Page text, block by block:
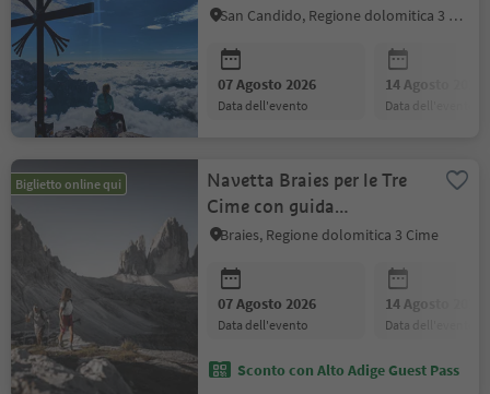
San Candido, Regione dolomitica 3 Cime
07 Agosto 2026
data dell'evento
14 Agosto 2026
data dell'evento
Biglietto online qui
Navetta Braies per le Tre
Cime con guida
escursionistica
Braies, Regione dolomitica 3 Cime
07 Agosto 2026
data dell'evento
14 Agosto 2026
data dell'evento
Sconto con Alto Adige Guest Pass